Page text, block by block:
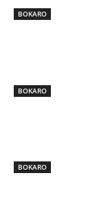
BOKARO
BOKARO
BOKARO